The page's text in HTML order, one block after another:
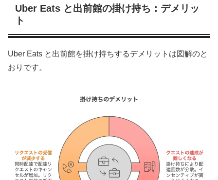
Uber Eats と出前館の掛け持ち：デメリッ
ト
Uber Eats と出前館を掛け持ちするデメリットは図解のと
おりです。